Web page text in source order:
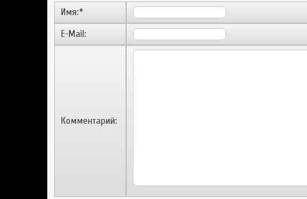
Имя:*
E-Mail:
Комментарий: